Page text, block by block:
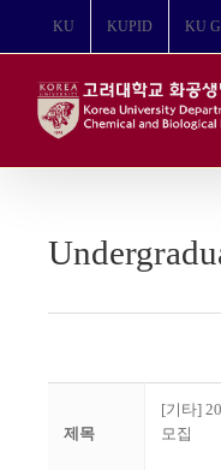
뛰
KU KUPID KU
제목
[기타]
모집